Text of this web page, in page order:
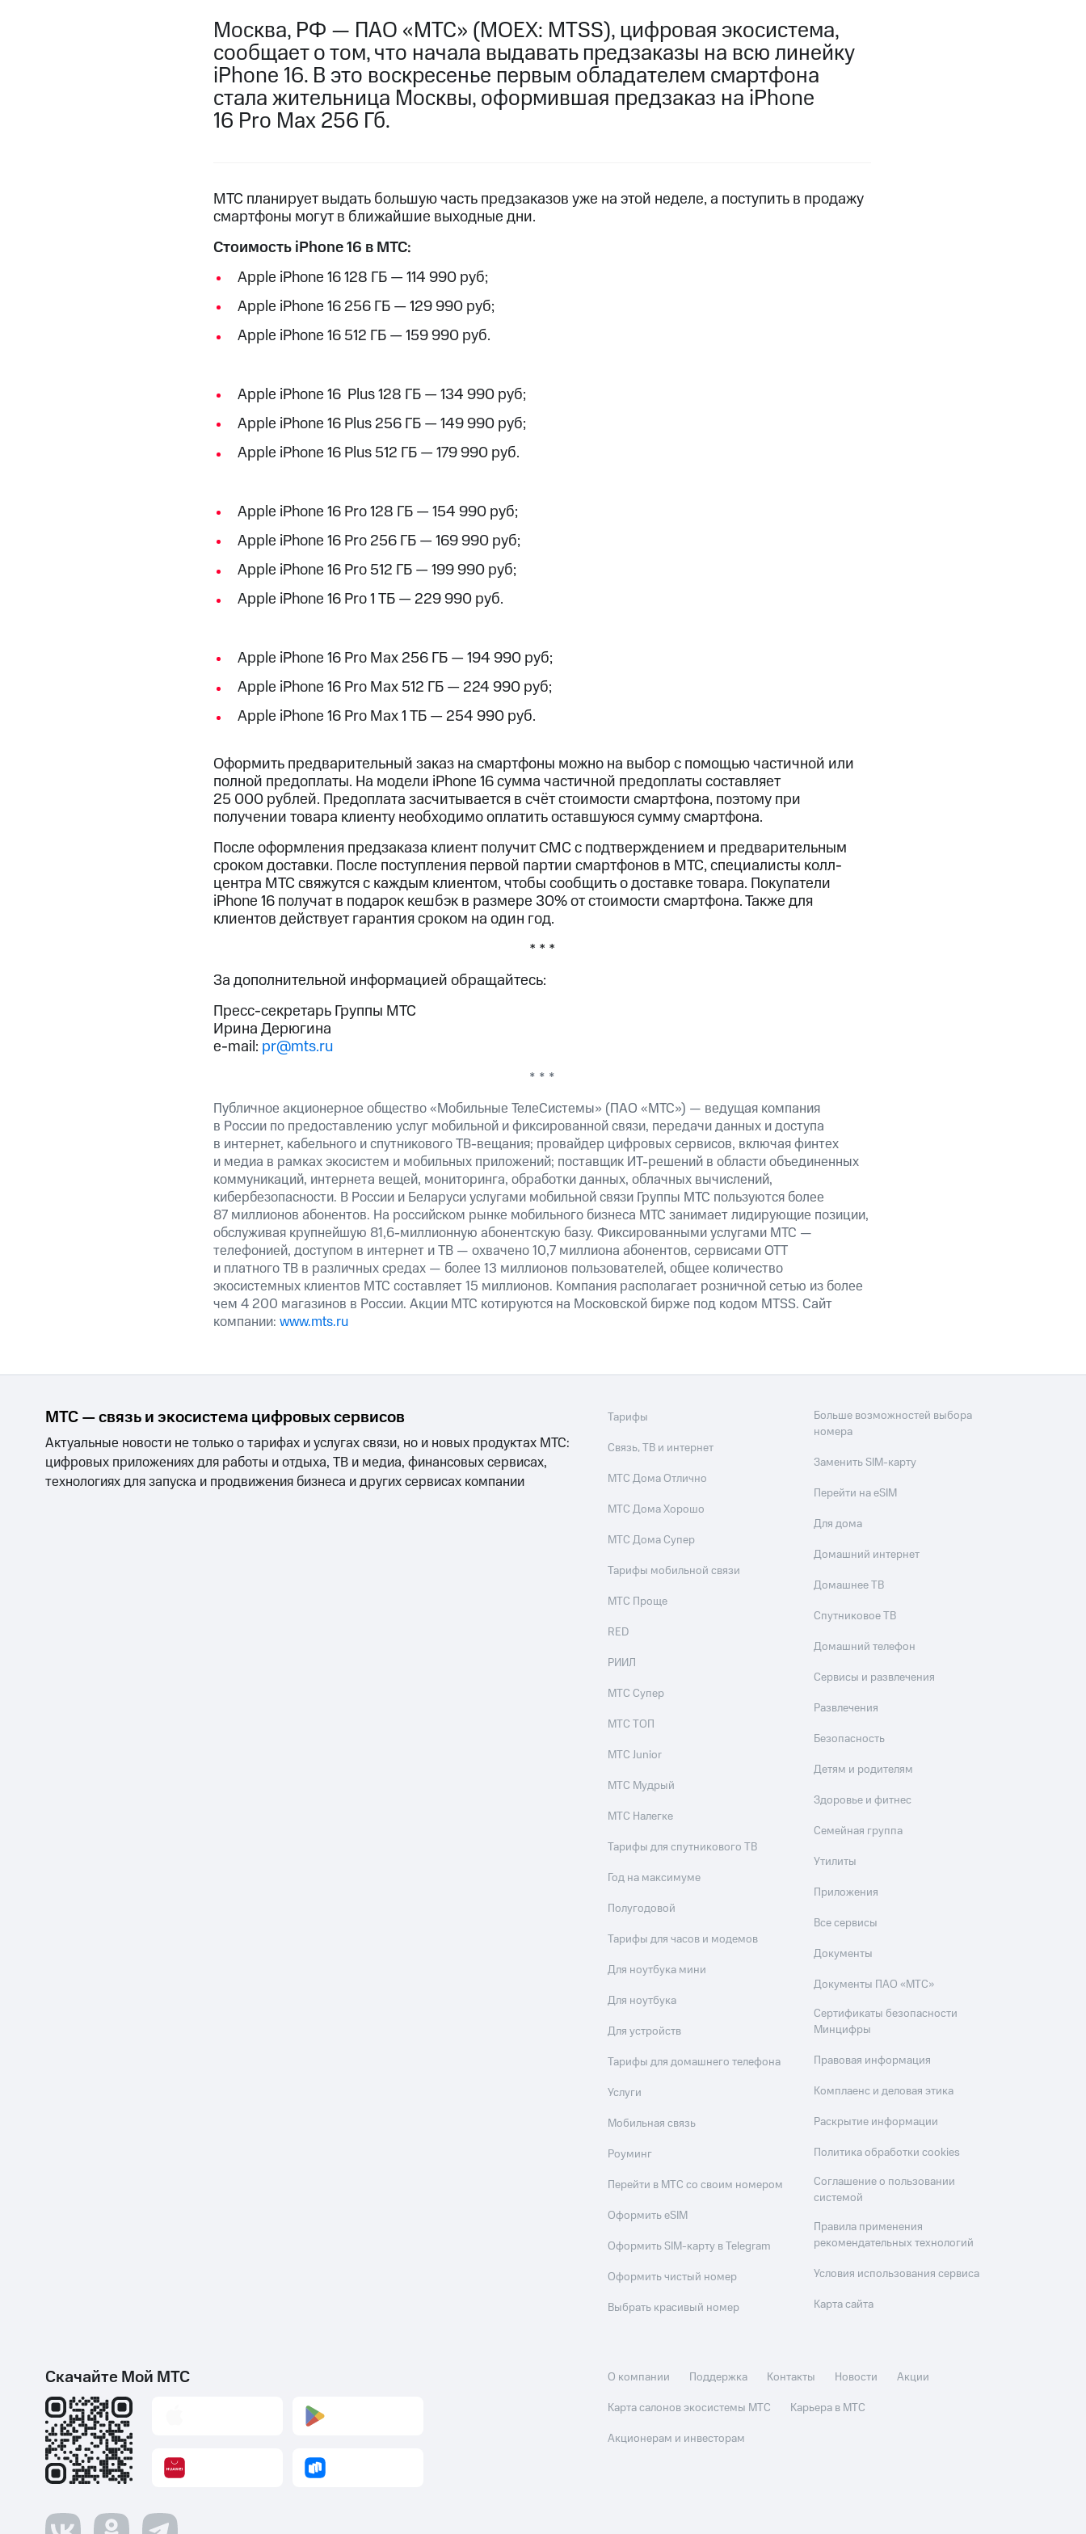
Москва, РФ — ПАО «МТС» (MOEX: MTSS), цифровая экосистема,
сообщает о том, что начала выдавать предзаказы на всю линейку
iPhone 16. В это воскресенье первым обладателем смартфона
стала жительница Москвы, оформившая предзаказ на iPhone
16 Pro Max 256 Гб.
МТС планирует выдать большую часть предзаказов уже на этой неделе, а поступить в продажу
смартфоны могут в ближайшие выходные дни.
Стоимость iPhone 16 в МТС:
Apple iPhone 16 128 ГБ — 114 990 руб;
Apple iPhone 16 256 ГБ — 129 990 руб;
Apple iPhone 16 512 ГБ — 159 990 руб.
Apple iPhone 16 Plus 128 ГБ — 134 990 руб;
Apple iPhone 16 Plus 256 ГБ — 149 990 руб;
Apple iPhone 16 Plus 512 ГБ — 179 990 руб.
Apple iPhone 16 Pro 128 ГБ — 154 990 руб;
Apple iPhone 16 Pro 256 ГБ — 169 990 руб;
Apple iPhone 16 Pro 512 ГБ — 199 990 руб;
Apple iPhone 16 Pro 1 ТБ — 229 990 руб.
Apple iPhone 16 Pro Max 256 ГБ — 194 990 руб;
Apple iPhone 16 Pro Max 512 ГБ — 224 990 руб;
Apple iPhone 16 Pro Max 1 ТБ — 254 990 руб.
Оформить предварительный заказ на смартфоны можно на выбор с помощью частичной или
полной предоплаты. На модели iPhone 16 сумма частичной предоплаты составляет
25 000 рублей. Предоплата засчитывается в счёт стоимости смартфона, поэтому при
получении товара клиенту необходимо оплатить оставшуюся сумму смартфона.
После оформления предзаказа клиент получит СМС с подтверждением и предварительным
сроком доставки. После поступления первой партии смартфонов в МТС, специалисты колл-
центра МТС свяжутся с каждым клиентом, чтобы сообщить о доставке товара. Покупатели
iPhone 16 получат в подарок кешбэк в размере 30% от стоимости смартфона. Также для
клиентов действует гарантия сроком на один год.
* * *
За дополнительной информацией обращайтесь:
Пресс-секретарь Группы МТС
Ирина Дерюгина
e-mail: pr@mts.ru
* * *
Публичное акционерное общество «Мобильные ТелеСистемы» (ПАО «МТС») — ведущая компания
в России по предоставлению услуг мобильной и фиксированной связи, передачи данных и доступа
в интернет, кабельного и спутникового ТВ-вещания; провайдер цифровых сервисов, включая финтех
и медиа в рамках экосистем и мобильных приложений; поставщик ИТ-решений в области объединенных
коммуникаций, интернета вещей, мониторинга, обработки данных, облачных вычислений,
кибербезопасности. В России и Беларуси услугами мобильной связи Группы МТС пользуются более
87 миллионов абонентов. На российском рынке мобильного бизнеса МТС занимает лидирующие позиции,
обслуживая крупнейшую 81,6-миллионную абонентскую базу. Фиксированными услугами МТС —
телефонией, доступом в интернет и ТВ — охвачено 10,7 миллиона абонентов, сервисами OTT
и платного ТВ в различных средах — более 13 миллионов пользователей, общее количество
экосистемных клиентов МТС составляет 15 миллионов. Компания располагает розничной сетью из более
чем 4 200 магазинов в России. Акции МТС котируются на Московской бирже под кодом MTSS. Сайт
компании: www.mts.ru
МТС — связь и экосистема цифровых сервисов
Актуальные новости не только о тарифах и услугах связи, но и новых продуктах МТС:
цифровых приложениях для работы и отдыха, ТВ и медиа, финансовых сервисах,
технологиях для запуска и продвижения бизнеса и других сервисах компании
Тарифы
Связь, ТВ и интернет
МТС Дома Отлично
МТС Дома Хорошо
МТС Дома Супер
Тарифы мобильной связи
МТС Проще
RED
РИИЛ
МТС Супер
МТС ТОП
МТС Junior
МТС Мудрый
МТС Налегке
Тарифы для спутникового ТВ
Год на максимуме
Полугодовой
Тарифы для часов и модемов
Для ноутбука мини
Для ноутбука
Для устройств
Тарифы для домашнего телефона
Услуги
Мобильная связь
Роуминг
Перейти в МТС со своим номером
Оформить eSIM
Оформить SIM-карту в Telegram
Оформить чистый номер
Выбрать красивый номер
Больше возможностей выбора
номера
Заменить SIM-карту
Перейти на eSIM
Для дома
Домашний интернет
Домашнее ТВ
Спутниковое ТВ
Домашний телефон
Сервисы и развлечения
Развлечения
Безопасность
Детям и родителям
Здоровье и фитнес
Семейная группа
Утилиты
Приложения
Все сервисы
Документы
Документы ПАО «МТС»
Сертификаты безопасности
Минцифры
Правовая информация
Комплаенс и деловая этика
Раскрытие информации
Политика обработки cookies
Соглашение о пользовании
системой
Правила применения
рекомендательных технологий
Условия использования сервиса
Карта сайта
Скачайте Мой МТС О компании Поддержка Контакты Новости
Акции
Карта салонов экосистемы МТС
Карьера в МТС
Акционерам и инвесторам